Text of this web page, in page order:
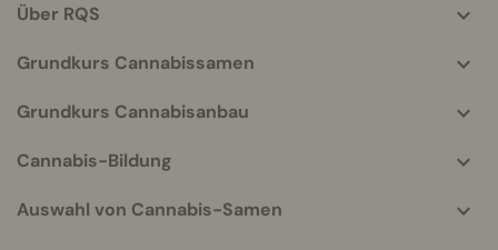
info
Über RQS
Grundkurs Cannabissamen
Grundkurs Cannabisanbau
Cannabis-Bildung
Auswahl von Cannabis-Samen